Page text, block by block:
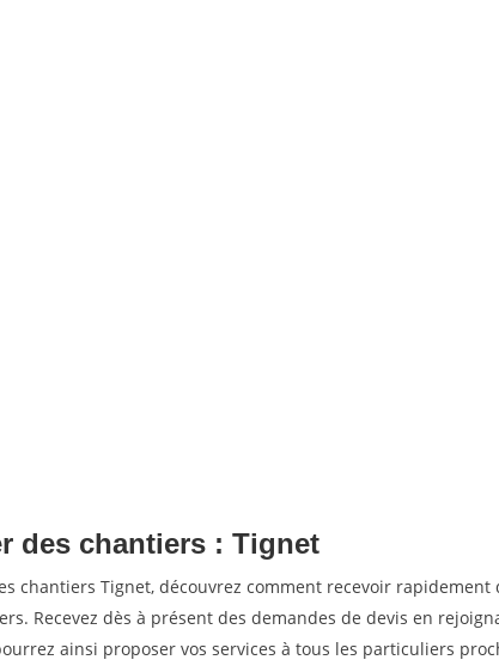
des chantiers : Tignet
chantiers Tignet, découvrez comment recevoir rapidement
Recevez dès à présent des demandes de devis en
ainsi proposer vos services à tous les particuliers